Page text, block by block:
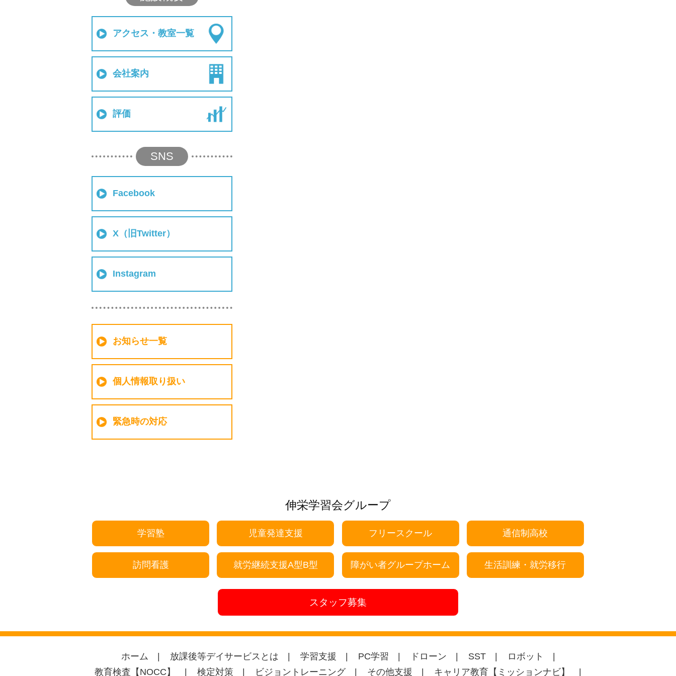
アクセス・教室一覧
会社案内
評価
SNS
Facebook
X（旧Twitter）
Instagram
お知らせ一覧
個人情報取り扱い
緊急時の対応
伸栄学習会グループ
学習塾 児童発達支援 フリースクール 通信制高校
訪問看護 就労継続支援A型B型 障がい者グループホーム 生活訓練・就労移行
スタッフ募集
ホーム 放課後等デイサービスとは 学習支援 PC学習 ドローン SST
ロボット
教育検査【NOCC】
検定対策 ビジョントレーニング その他支援 キャリア教育【ミッションナビ】